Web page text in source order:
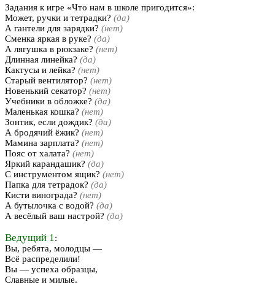
Задания к игре «Что нам в школе пригодится»:
Может, ручки и тетрадки? (да)
А гантели для зарядки? (нет)
Сменка яркая в руке? (да)
А лягушка в рюкзаке? (нет)
Длинная линейка? (да)
Кактусы и лейка? (нет)
Старый вентилятор? (нет)
Новенький секатор? (нет)
Учебники в обложке? (да)
Маленькая кошка? (нет)
Зонтик, если дождик? (да)
А бродячий ёжик? (нет)
Мамина зарплата? (нет)
Пояс от халата? (нет)
Яркий карандашик? (да)
С инструментом ящик? (нет)
Папка для тетрадок? (да)
Кисти винограда? (нет)
А бутылочка с водой? (да)
А весёлый ваш настрой? (да)
Ведущий 1:
Вы, ребята, молодцы —
Всё распределили!
Вы — успеха образцы,
Славные и милые.